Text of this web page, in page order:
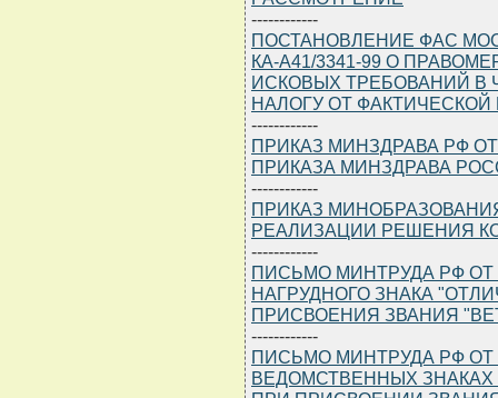
------------
ПОСТАНОВЛЕНИЕ ФАС
КА-А41/3341-99 О
ИСКОВЫХ ТРЕБОВАНИЙ В
НАЛОГУ ОТ
------------
ПРИКАЗ МИНЗДРАВА РФ ОТ
ПРИКАЗА МИНЗДРАВА
------------
ПРИКАЗ МИНОБРАЗОВАНИЯ
РЕАЛИЗАЦИИ РЕШЕНИЯ
------------
ПИСЬМО МИНТРУДА РФ ОТ
НАГРУДНОГО ЗНАКА
ПРИСВОЕНИЯ ЗВАНИЯ
------------
ПИСЬМО МИНТРУДА РФ ОТ
ВЕДОМСТВЕННЫХ